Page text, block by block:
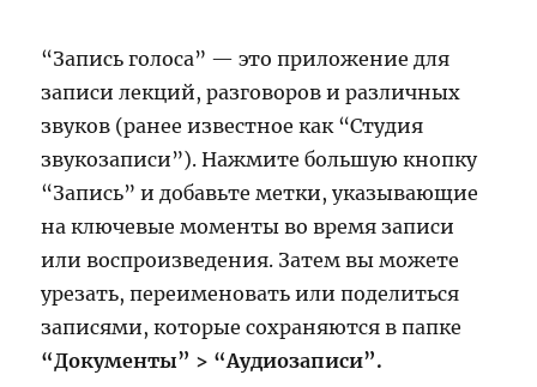
“Запись голоса” — это приложение для
записи лекций, разговоров и различных
звуков (ранее известное как “Студия
звукозаписи”). Нажмите большую кнопку
“Запись” и добавьте метки, указывающие
на ключевые моменты во время записи
или воспроизведения. Затем вы можете
урезать, переименовать или поделиться
записями, которые сохраняются в папке
“Документы” > “Аудиозаписи”.